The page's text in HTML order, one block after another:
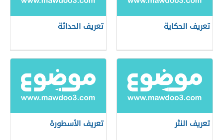
تعريف الحكاية تعريف الحداثة
تعريف النثر تعريف الأسطورة